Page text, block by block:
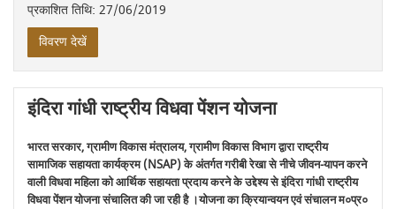
प्रकाशित तिथि: 27/06/2019
विवरण देखें
इंदिरा गांधी राष्ट्रीय विधवा पेंशन योजना
भारत सरकार, ग्रामीण विकास मंत्रालय, ग्रामीण विकास विभाग द्वारा राष्ट्रीय
सामाजिक सहायता कार्यक्रम (NSAP) के अंतर्गत गरीबी रेखा से नीचे जीवन-यापन करने
वाली विधवा महिला को आर्थिक सहायता प्रदाय करने के उद्देश्य से इंदिरा गांधी राष्ट्रीय
विधवा पेंशन योजना संचालित की जा रही है ।योजना का क्रियान्वयन एवं संचालन म०प्र०